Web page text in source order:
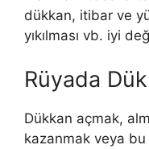
dükkan, itibar ve
yıkılması vb. iyi
Rüyada
Dükkan açmak,
kazanmak veya